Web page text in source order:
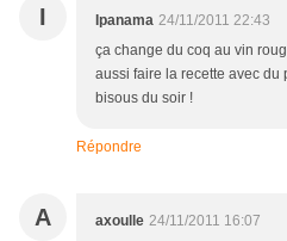
I Ipanama 24/11/2011 22:43
ça change du coq au vin
aussi faire la recette avec du
bisous du soir !
Répondre
A axoulle 24/11/2011 16:07